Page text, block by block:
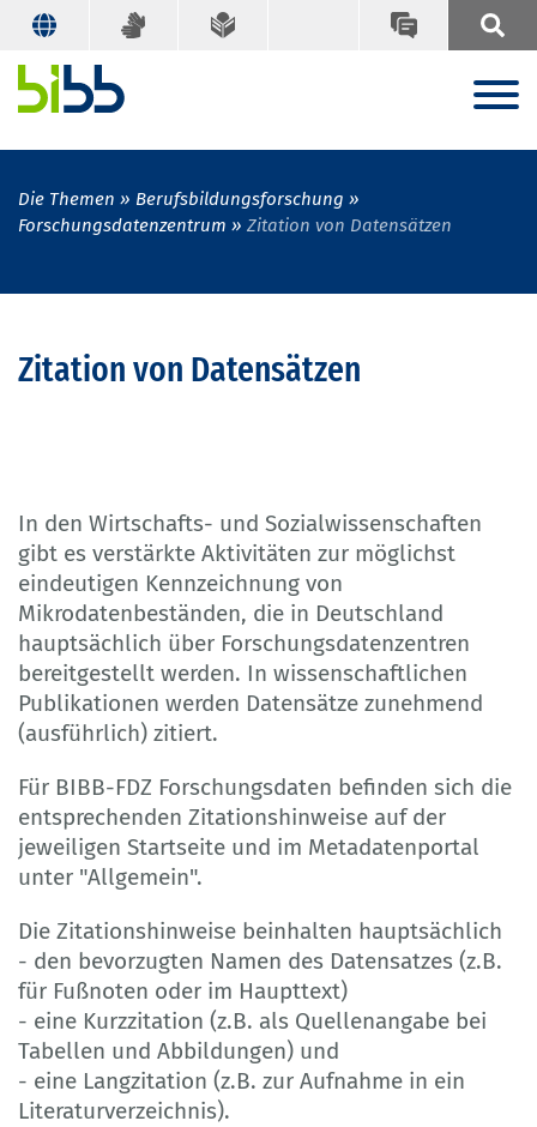
Die Themen
Berufsbildungsforschung
Forschungsdatenzentrum
Zitation von Datensätzen
Zitation von Datensätzen
In den Wirtschafts- und Sozialwissenschaften
gibt es verstärkte Aktivitäten zur möglichst
eindeutigen Kennzeichnung von
Mikrodatenbeständen, die in Deutschland
hauptsächlich über Forschungsdatenzentren
bereitgestellt werden. In wissenschaftlichen
Publikationen werden Datensätze zunehmend
(ausführlich) zitiert.
Für BIBB-FDZ Forschungsdaten befinden sich die
entsprechenden Zitationshinweise auf der
jeweiligen Startseite und im Metadatenportal
unter "Allgemein".
Die Zitationshinweise beinhalten hauptsächlich
- den bevorzugten Namen des Datensatzes (z.B.
für Fußnoten oder im Haupttext)
- eine Kurzzitation (z.B. als Quellenangabe bei
Tabellen und Abbildungen) und
- eine Langzitation (z.B. zur Aufnahme in ein
Literaturverzeichnis).